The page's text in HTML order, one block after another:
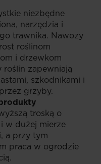
niezbędne
narzędzia i
trawnika. Nawozy
roślinom
i drzewkom
zapewniają
szkodnikami i
grzyby.
troską o
w dużej mierze
a przy tym
praca w ogrodzie